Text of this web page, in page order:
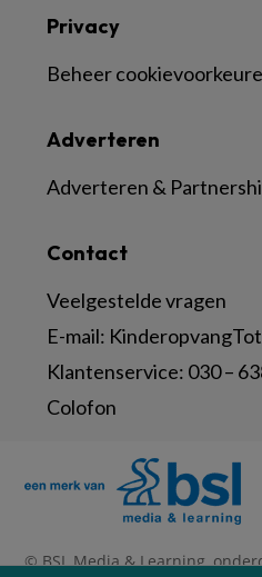
Contact
Veelgestelde vragen
E-mail:
Klantenservice: 030 –
Colofon
Adverteren
Adverteren &
Privacy
Beheer
© BSL Media & Learning,